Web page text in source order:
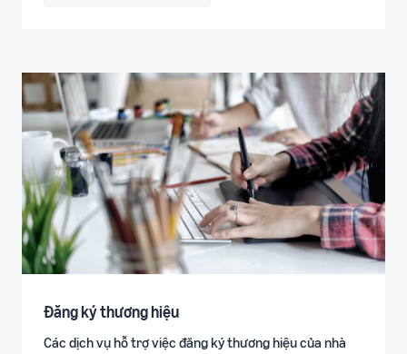
Đăng ký thương hiệu
Các dịch vụ hỗ trợ việc đăng ký thương hiệu của nhà